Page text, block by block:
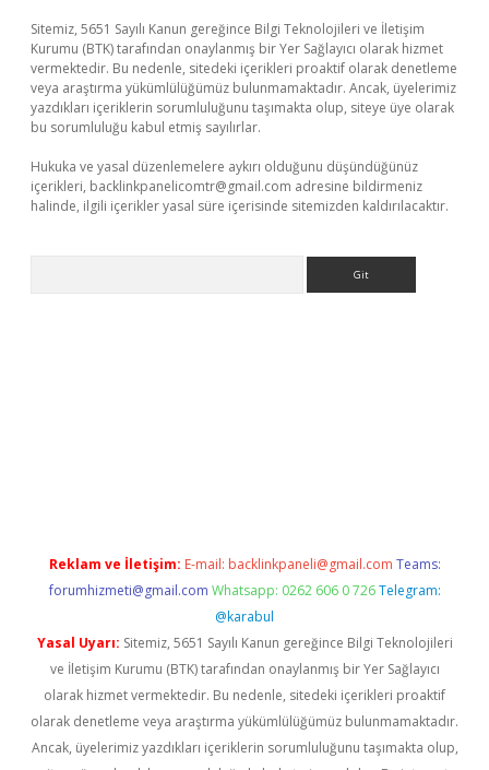
Sitemiz, 5651 Sayılı Kanun gereğince Bilgi Teknolojileri ve İletişim
Kurumu (BTK) tarafından onaylanmış bir Yer Sağlayıcı olarak hizmet
vermektedir. Bu nedenle, sitedeki içerikleri proaktif olarak denetleme
veya araştırma yükümlülüğümüz bulunmamaktadır. Ancak, üyelerimiz
yazdıkları içeriklerin sorumluluğunu taşımakta olup, siteye üye olarak
bu sorumluluğu kabul etmiş sayılırlar.
Hukuka ve yasal düzenlemelere aykırı olduğunu düşündüğünüz
içerikleri, backlinkpanelicomtr@gmail.com adresine bildirmeniz
halinde, ilgili içerikler yasal süre içerisinde sitemizden kaldırılacaktır.
Reklam ve İletişim: E-mail: backlinkpaneli@gmail.com Teams:
forumhizmeti@gmail.com Whatsapp: 0262 606 0 726 Telegram:
@karabul
Yasal Uyarı: Sitemiz, 5651 Sayılı Kanun gereğince Bilgi Teknolojileri
ve İletişim Kurumu (BTK) tarafından onaylanmış bir Yer Sağlayıcı
olarak hizmet vermektedir. Bu nedenle, sitedeki içerikleri proaktif
olarak denetleme veya araştırma yükümlülüğümüz bulunmamaktadır.
Ancak, üyelerimiz yazdıkları içeriklerin sorumluluğunu taşımakta olup,